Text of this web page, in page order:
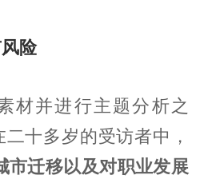
险
材并进行主题分析之
十多岁的受访者中，
市迁移以及对职业发展